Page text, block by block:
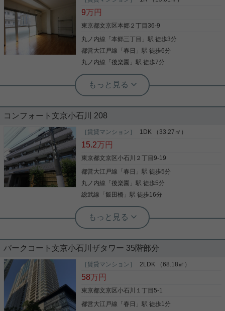
「松屋ビル」のここがイチオシ。こだわりポイント
満載の松屋ビル。こちらは防犯カメラ付きのマンシ
途に合わせて使用できます。これから先、どんな暮
らしを実現していきたいですか。新しい住まいでハ
リのある生活を送っていきましょう。お問い合わせ
もお気軽にご連絡ください。
写真(9)
駅を利用可能な便利な立地！ 「メゾン・シャルマ
ン」の3階です。 最寄り駅は後楽園駅 徒歩４分 都
り、各お部屋に収納があるので 寝具やお洋服の収納
に困りません！ バルコニーは南向きでお部屋明るく
【実用春日ホーム 小石川店】へお問い合わせくだ
さい！お待ちしております。
写真(9)
実用春日ホーム 富坂サテライト 板東翔
快適な住みここちを叶える文教の街。
豊かな緑と文化が育む、文京区内でも屈指の人気を
誇る後楽園エリア。 都心の主要拠点へダイレクトに
いできる利便性を持ちながら、物件周辺は大通りの
喧騒から離れた穏やかな住宅街が広がる、非常に住
み心地の良いロケーションです。 周辺には「えんま
通り商店街」をはじめとする親しみやすい商店街や
スーパーが点在。東京ドームシティも徒歩圏。顔の
境です。 また、教育環境に定評のある「文京区立礫
川（れきせん）小学校」にも近く、お子様の毎日の
通学も安心。近くには「礫川公園」などの公園もあ
り、子育て世帯にも自信を持っておすすめできる環
境が整っています。 お気になられましたら富坂サテ
写真(9)
薬や日用品を買うのに便利なスギ薬局小石川店ま
で、462mです。 収納はクロゼット・押入などが備
え付けられているので、衣類や日用品の収納に重宝
など様々な設備やサービスが揃っているので便利で
す。 洗面化粧台はコンセントや照明、大きな鏡など
がついているので化粧や身支度を整える際に役立ち
ます。 オートロックと玄関の鍵で二重にロックでき
るので防犯対策につながります。 利便性の高い暮ら
しをするなら文京区でいかがでしょうか。賃貸住宅
情報をお探しの際には、ぜひお気軽に当社までご連
実用春日ホーム 春日町店 宮﨑由実
単身赴任向け、フリーレント１か月、
家具家電付き、フロントサービス、礼
☆ 家具家電付きなので引っ越し後、すぐに快適な生
活がスタートできます！ 朝・夕の食事サービスなど
ださい！
写真(9)
9万円
東京都文京区本郷２丁目36-9
丸ノ内線 「本郷三丁目 」駅 徒歩3分
都営大江戸線 「春日 」駅 徒歩6分
丸ノ内線 「後楽園 」駅 徒歩7分
実用春日ホーム 本店 砂子-
エアコン 2駅利用可 礼金1ヶ月 ユニッ
す。 丸ノ内線/大江戸線・本郷三丁目駅より徒歩3分
です。 物件周辺には、マルエツプチ、まいばすけっ
と、コンビニなどがありお買い物に便利です。 東京
大学の正門、赤門、春日門、龍岡門、鉄門をご利用
生・東大関係者様に特にオススメです♪ 是非お問い
合わせください！
写真(9)
コンフォート文京小石川 208
［賃貸マンション］ 1DK （33.27㎡）
15.2万円
東京都文京区小石川２丁目9-19
都営大江戸線 「春日 」駅 徒歩5分
丸ノ内線 「後楽園 」駅 徒歩5分
総武線 「飯田橋 」駅 徒歩16分
実用春日ホーム 西片店 ルームアドバイザー
ベランダ フローリング 礼金不要 給湯
エレベーター
こだわりポイント満載のコンフォート文京小石川。
歩いて490mの場所に、ダイエー小石川店がありま
す。セキュリティ面は、TVインターホン・オートロ
共用部にはエレベータ・敷地内ごみ置き場などが揃
パークコート文京小石川ザタワー 35階部分
［賃貸マンション］ 2LDK （68.18㎡）
58万円
東京都文京区小石川１丁目5-1
都営大江戸線 「春日 」駅 徒歩1分